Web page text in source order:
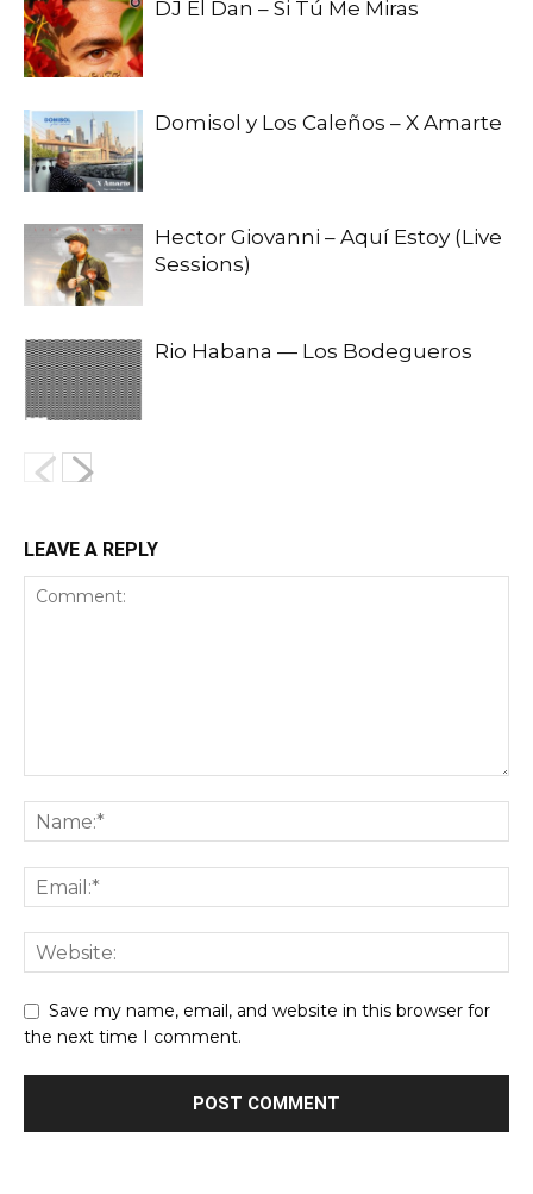
DJ El Dan – Si Tú Me Miras
Domisol y Los Caleños – X Amarte
Hector Giovanni – Aquí Estoy (Live
Sessions)
Rio Habana — Los Bodegueros
LEAVE A REPLY
Save my name, email, and website in this browser for
the next time I comment.